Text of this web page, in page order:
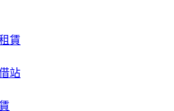
賃
站